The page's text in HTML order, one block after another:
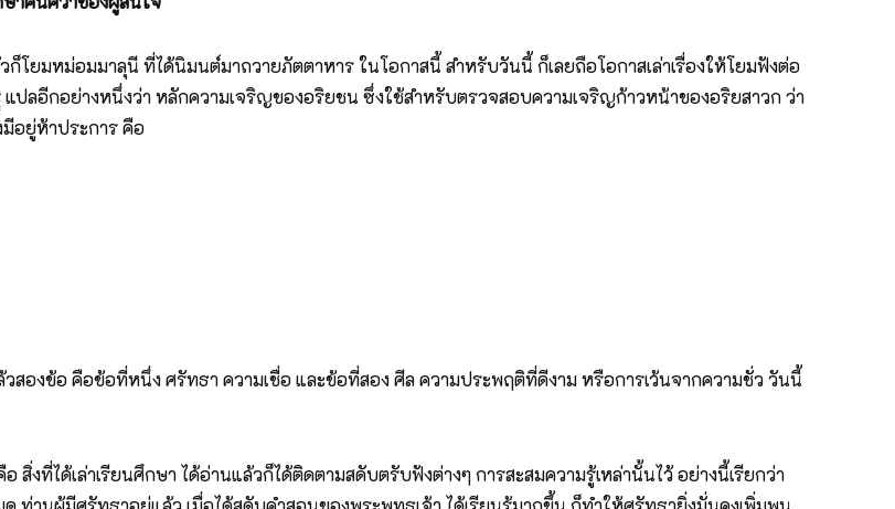
หม่อมมาลุนี ที่ได้นิมนต์มาถวายภัตตาหาร ในโอกาสนี้ สำหรับวันนี้ ก็เลยถือโอกาสเล่าเรื่องให้โยมฟังต่อ
ปลอีกอย่างหนึ่งว่า หลักความเจริญของอริยชน ซึ่งใช้สำหรับตรวจสอบความเจริญก้าวหน้าของอริยสาวก ว่า
อยู่ห้าประการ คือ
ข้อ คือข้อที่หนึ่ง ศรัทธา ความเชื่อ และข้อที่สอง ศีล ความประพฤติที่ดีงาม หรือการเว้นจากความชั่ว วันนี้
ด้เล่าเรียนศึกษา ได้อ่านแล้วก็ได้ติดตามสดับตรับฟังต่างๆ การสะสมความรู้เหล่านั้นไว้ อย่างนี้เรียกว่า